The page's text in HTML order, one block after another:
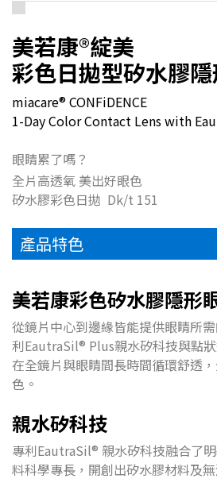
美若康®綻美
彩色日拋型矽水膠
miacare® CONFiDENCE
1-Day Color Contact Lens with
眼睛累了嗎？
全片高透氧 美出好眼色
矽水膠彩色日拋 Dk/t 151
產品特色
美若康彩色矽水膠隱形
從鏡片中心到邊緣皆能提供眼睛所
利EautraSil® Plus親水矽科技與點
在全鏡片與眼睛間長時間循環舒透
色。
親水矽科技
專利EautraSil® 親水矽科技融合了
料科學專長，開創出矽水膠材料及無